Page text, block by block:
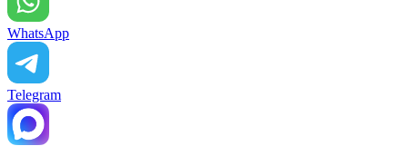
WhatsApp
Telegram